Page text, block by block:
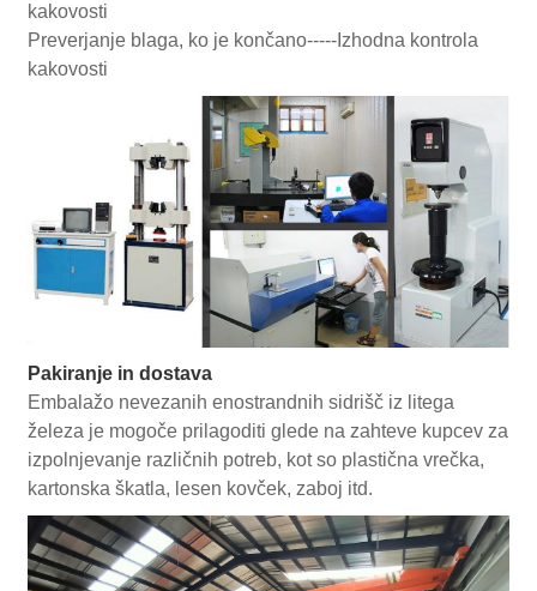
kakovosti
Preverjanje blaga, ko je končano-----Izhodna kontrola
kakovosti
Pakiranje in dostava
Embalažo nevezanih enostrandnih sidrišč iz litega
železa je mogoče prilagoditi glede na zahteve kupcev za
izpolnjevanje različnih potreb, kot so plastična vrečka,
kartonska škatla, lesen kovček, zaboj itd.